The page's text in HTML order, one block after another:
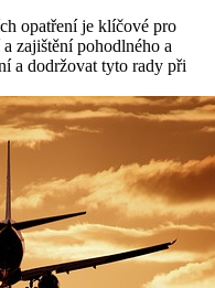
opatření je klíčové pro
zajištění pohodlného a
a dodržovat tyto rady při